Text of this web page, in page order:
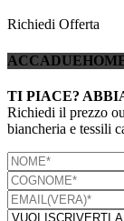
Richiedi Offerta
TI PIACE?
Richiedi il prezzo
biancheria e tessili